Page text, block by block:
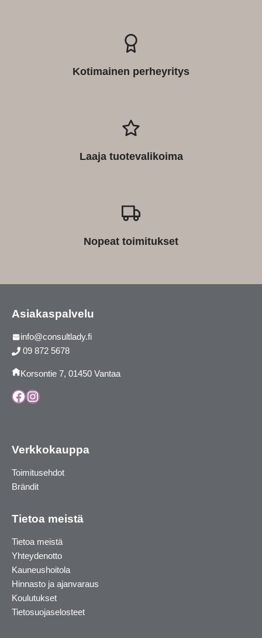
Kotimainen perheyritys
Laaja tuotevalikoima
Nopeat toimitukset
Asiakaspalvelu
info@consultlady.fi
09 872 5678
Korsontie 7, 01450 Vantaa
Facebook
Instagram
Verkkokauppa
Toimitusehdot
Brändit
Tietoa meistä
Tietoa meistä
Yhteydenotto
Kauneushoitola
Hinnasto ja ajanvaraus
Koulutukset
Tietosuojaselosteet